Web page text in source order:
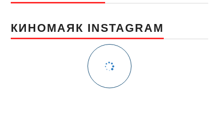
КИНОМАЯК INSTAGRAM